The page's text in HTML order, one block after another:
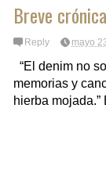
Breve
Reply mayo
“El denim no
memorias y
hierba mojada.”